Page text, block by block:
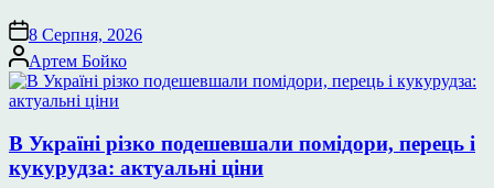
8 Серпня, 2026
Опубліковано
Артем Бойко
В Україні різко подешевшали помідори, перець і
кукурудза: актуальні ціни